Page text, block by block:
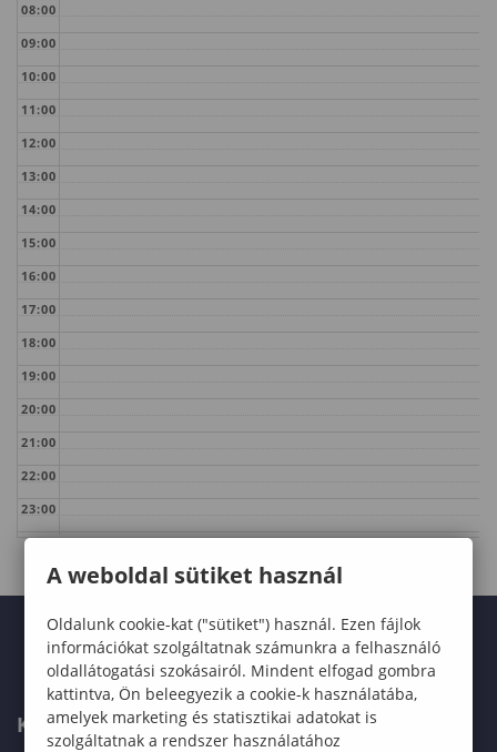
08:00
09:00
10:00
11:00
12:00
13:00
14:00
15:00
16:00
17:00
18:00
19:00
20:00
21:00
22:00
23:00
KARUNK
A weboldal sütiket használ
Oldalunk cookie-kat ("sütiket") használ. Ezen fájlok
információkat szolgáltatnak számunkra a felhasználó
oldallátogatási szokásairól. Mindent elfogad gombra
kattintva, Ön beleegyezik a cookie-k használatába,
amelyek marketing és statisztikai adatokat is
szolgáltatnak a rendszer használatához